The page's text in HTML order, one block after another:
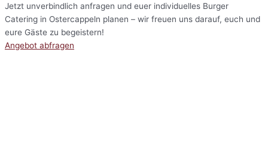
Jetzt unverbindlich anfragen und euer individuelles Burger
Catering in Ostercappeln planen – wir freuen uns darauf, euch und
eure Gäste zu begeistern!
Angebot abfragen